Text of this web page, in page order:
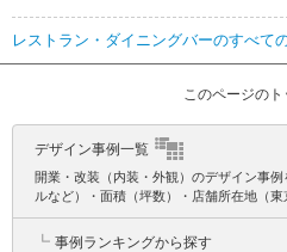
レストラン・ダイニングバーのすべて
このページのト
デザイン事例一覧
開業・改装（内装・外観）のデザイン事
ルなど）・面積（坪数）・店舗所在地（東
┗ 事例ランキングから探す